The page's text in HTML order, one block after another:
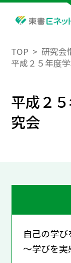
TOP 研究会
平成２５年度
平成２
究会
自己の学
～学びを